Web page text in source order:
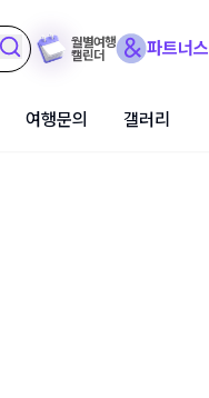
월별여행
캘린더
파트너스
여행문의 갤러리